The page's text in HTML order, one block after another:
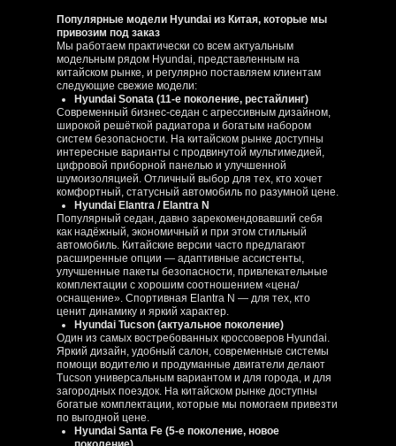
Популярные модели Hyundai из Китая, которые мы
привозим под заказ
Мы работаем практически со всем актуальным
модельным рядом Hyundai, представленным на
китайском рынке, и регулярно поставляем клиентам
следующие свежие модели:
Hyundai Sonata (11‑е поколение, рестайлинг)
Современный бизнес‑седан с агрессивным дизайном,
широкой решёткой радиатора и богатым набором
систем безопасности. На китайском рынке доступны
интересные варианты с продвинутой мультимедией,
цифровой приборной панелью и улучшенной
шумоизоляцией. Отличный выбор для тех, кто хочет
комфортный, статусный автомобиль по разумной цене.
Hyundai Elantra / Elantra N
Популярный седан, давно зарекомендовавший себя
как надёжный, экономичный и при этом стильный
автомобиль. Китайские версии часто предлагают
расширенные опции — адаптивные ассистенты,
улучшенные пакеты безопасности, привлекательные
комплектации с хорошим соотношением «цена/
оснащение». Спортивная Elantra N — для тех, кто
ценит динамику и яркий характер.
Hyundai Tucson (актуальное поколение)
Один из самых востребованных кроссоверов Hyundai.
Яркий дизайн, удобный салон, современные системы
помощи водителю и продуманные двигатели делают
Tucson универсальным вариантом и для города, и для
загородных поездок. На китайском рынке доступны
богатые комплектации, которые мы помогаем привезти
по выгодной цене.
Hyundai Santa Fe (5‑е поколение, новое